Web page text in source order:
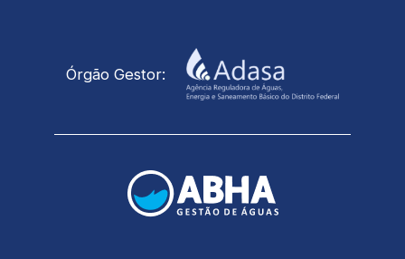
Órgão Gestor: